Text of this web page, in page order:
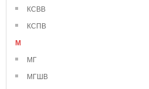
КСВВ
КСПВ
М
МГ
МГШВ